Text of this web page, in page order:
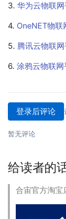
3. 华为云物联
4. OneNET物联
5. 腾讯云物联
6. 涂鸦云物联网
登录后评论
暂无评论
给读者的
合宙官方淘宝